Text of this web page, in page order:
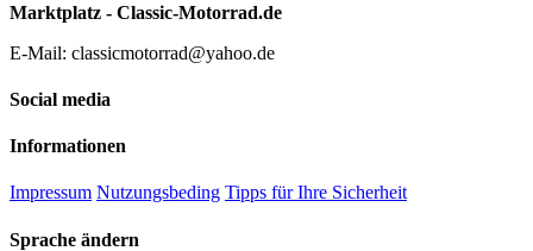
Marktplatz - Classic-Motorrad.de
E-Mail: classicmotorrad@yahoo.de
Social media
Informationen
Impressum Nutzungsbeding Tipps für Ihre Sicherheit
Sprache ändern